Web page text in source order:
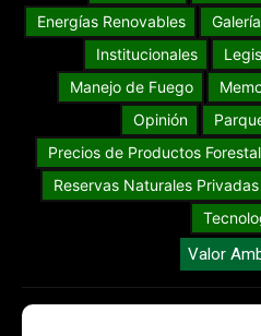
Energías Renovables
Institucionales
Manejo de Fuego
Opinión
Precios de Productos
Reservas Naturales Privadas
Valor